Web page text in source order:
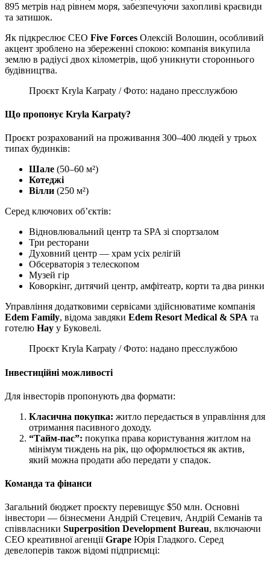
895 метрів над рівнем моря, забезпечуючи захопливі краєвиди
та затишок.
Як підкреслює CEO Five Forces Олексій Волошин, особливий
акцент зроблено на збереженні спокою: компанія викупила
землю в радіусі двох кілометрів, щоб уникнути стороннього
будівництва.
Проєкт Kryla Karpaty / Фото: надано пресслужбою
Що пропонує Kryla Karpaty?
Проєкт розрахований на проживання 300–400 людей у трьох
типах будинків:
Шале (50–60 м²)
Котеджі
Вілли (250 м²)
Серед ключових об’єктів:
Відновлювальний центр та SPA зі спортзалом
Три ресторани
Духовний центр — храм усіх релігій
Обсерваторія з телескопом
Музей гір
Коворкінг, дитячий центр, амфітеатр, корти та два ринки
Управління додатковими сервісами здійснюватиме компанія
Edem Family, відома завдяки Edem Resort Medical & SPA та
готелю Hay у Буковелі.
Проєкт Kryla Karpaty / Фото: надано пресслужбою
Інвестиційні можливості
Для інвесторів пропонують два формати:
Класична покупка: житло передається в управління для
отримання пасивного доходу.
“Тайм-пас”: покупка права користування житлом на
мінімум тиждень на рік, що оформлюється як актив,
який можна продати або передати у спадок.
Команда та фінанси
Загальний бюджет проєкту перевищує $50 млн. Основні
інвестори — бізнесмени Андрій Стецевич, Андрій Семанів та
співвласники Superposition DevelopmentBureau, включаючи
СЕО креативної агенціїGrape Юрія Гладкого. Серед
девелоперів також відомі підприємці: